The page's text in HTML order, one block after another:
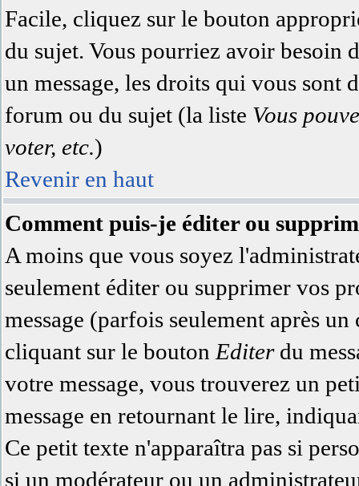
Facile, cliquez sur le bouton
du sujet. Vous pourriez avoir besoin
un message, les droits qui vous sont
forum ou du sujet (la liste Vous
voter, etc.)
Revenir en haut
Comment puis-je éditer ou
A moins que vous soyez
seulement éditer ou supprimer vos
message (parfois seulement après
cliquant sur le bouton Editerdu
votre message, vous trouverez un
message en retournant le lire,
Ce petit texte n'apparaîtra pas si
si un modérateur ou un